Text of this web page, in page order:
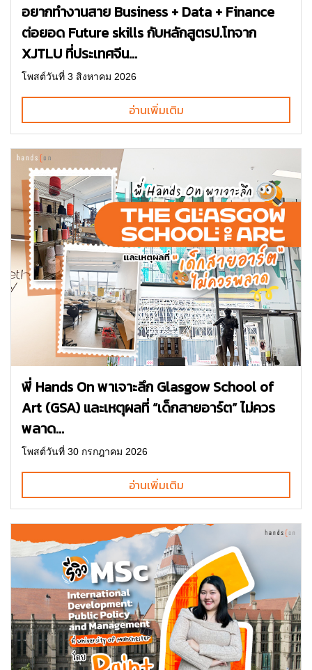
อยากทำงานสาย Business + Data + Finance
ต่อยอด Future skills กับหลักสูตรป.โทจาก
XJTLU ที่ประเทศจีน...
โพสต์วันที่ 3 สิงหาคม 2026
อ่านเพิ่มเติม
พี่ Hands On พาเจาะลึก Glasgow School of
Art (GSA) และเหตุผลที่ “เด็กสายอาร์ต” ไม่ควร
พลาด...
โพสต์วันที่ 30 กรกฎาคม 2026
อ่านเพิ่มเติม